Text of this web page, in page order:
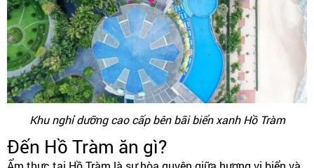
Khu nghỉ dưỡng cao cấp bên bãi biển xanh Hồ Tràm
Đến Hồ Tràm ăn gì?